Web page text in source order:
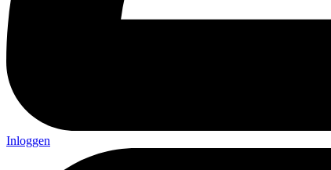
Inloggen